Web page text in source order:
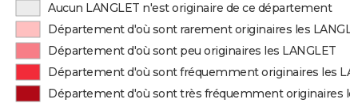
Aucun LANGLET n'est originaire de ce département
Département d'où sont rarement originaires les
Département d'où sont peu originaires les LANGLET
Département d'où sont fréquemment originaires les
Département d'où sont très fréquemment originaires